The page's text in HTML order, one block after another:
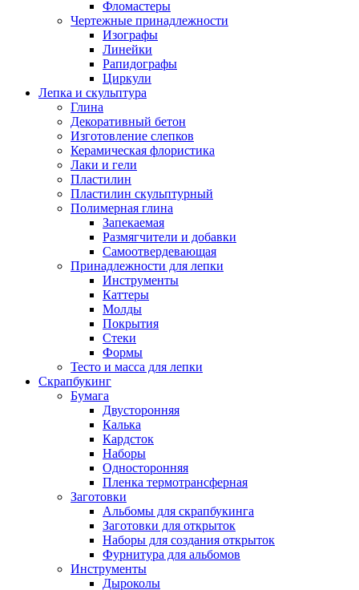
Фломастеры
Чертежные принадлежности
Изографы
Линейки
Рапидографы
Циркули
Лепка и скульптура
Глина
Декоративный бетон
Изготовление слепков
Керамическая флористика
Лаки и гели
Пластилин
Пластилин скульптурный
Полимерная глина
Запекаемая
Размягчители и добавки
Самоотвердевающая
Принадлежности для лепки
Инструменты
Каттеры
Молды
Покрытия
Стеки
Формы
Тесто и масса для лепки
Скрапбукинг
Бумага
Двусторонняя
Калька
Кардсток
Наборы
Односторонняя
Пленка термотрансферная
Заготовки
Альбомы для скрапбукинга
Заготовки для открыток
Наборы для создания открыток
Фурнитура для альбомов
Инструменты
Дыроколы